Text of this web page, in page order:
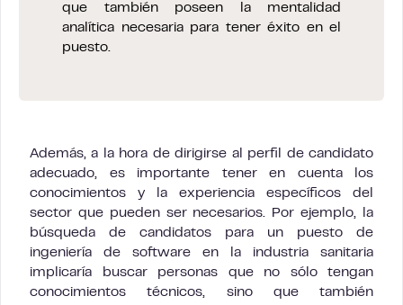
que también poseen la mentalidad
analítica necesaria para tener éxito en el
puesto.
Además, a la hora de dirigirse al perfil de candidato
adecuado, es importante tener en cuenta los
conocimientos y la experiencia específicos del
sector que pueden ser necesarios. Por ejemplo, la
búsqueda de candidatos para un puesto de
ingeniería de software en la industria sanitaria
implicaría buscar personas que no sólo tengan
conocimientos técnicos, sino que también